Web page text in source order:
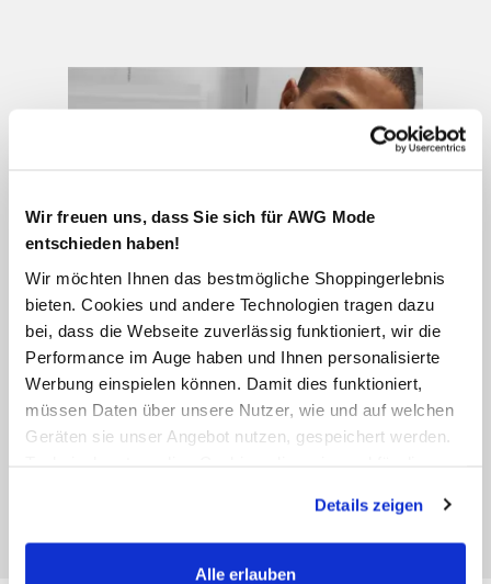
Wir freuen uns, dass Sie sich für AWG Mode
entschieden haben!
Wir möchten Ihnen das bestmögliche Shoppingerlebnis
bieten. Cookies und andere Technologien tragen dazu
bei, dass die Webseite zuverlässig funktioniert, wir die
Performance im Auge haben und Ihnen personalisierte
Werbung einspielen können. Damit dies funktioniert,
müssen Daten über unsere Nutzer, wie und auf welchen
Geräten sie unser Angebot nutzen, gespeichert werden.
werden, werden bei der Nutzung der Webseite auf jeden
Fall gesetzt. Cookies von Drittanbietern für Analyse- oder
Trackingzwecke werden nur dann aktiviert, wenn Sie das
Details zeigen
Alle erlauben